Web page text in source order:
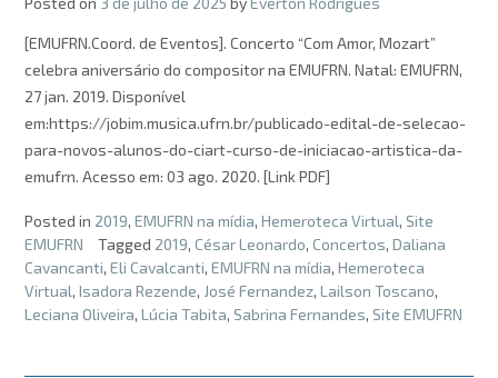
[EMUFRN.Coord. de Eventos]. Concerto “Com Amor, Mozart”
celebra aniversário do compositor na EMUFRN. Natal: EMUFRN,
27 jan. 2019. Disponível
em:https://jobim.musica.ufrn.br/publicado-edital-de-selecao-
para-novos-alunos-do-ciart-curso-de-iniciacao-artistica-da-
emufrn. Acesso em: 03 ago. 2020. [Link PDF]
Posted in 2019, EMUFRN na mídia, Hemeroteca Virtual, Site
EMUFRN
Tagged 2019, César Leonardo, Concertos, Daliana
Cavancanti, Eli Cavalcanti, EMUFRN na mídia, Hemeroteca
Virtual, Isadora Rezende, José Fernandez, Lailson Toscano,
Leciana Oliveira, Lúcia Tabita, Sabrina Fernandes, Site EMUFRN